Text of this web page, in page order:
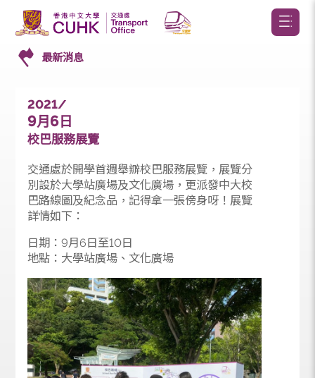
最新消息
2021/
9月6日
交通處於開學首週舉辧校巴服務展覽，展覽分
別設於大學站廣場及文化廣場，更派發中大校
巴路線圖及紀念品，記得拿一張傍身呀！展覽
詳情如下：
地點：大學站廣場、文化廣場